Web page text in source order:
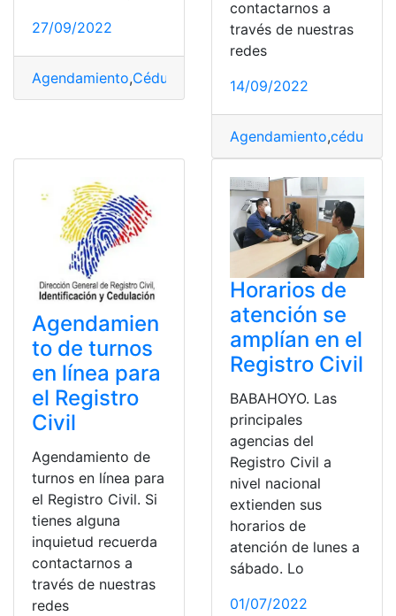
27/09/2022
Agendamiento,Cédula Pasaporte ,Registro Civil
contactarnos a
través de nuestras
redes
14/09/2022
Agendamiento,cédula
Agendamien
to de turnos
en línea para
el Registro
Civil
Agendamiento de
turnos en línea para
el Registro Civil. Si
tienes alguna
inquietud recuerda
contactarnos a
través de nuestras
redes
Horarios de
atención se
amplían en el
Registro Civil
BABAHOYO. Las
principales
agencias del
Registro Civil a
nivel nacional
extienden sus
horarios de
atención de lunes a
sábado. Lo
01/07/2022